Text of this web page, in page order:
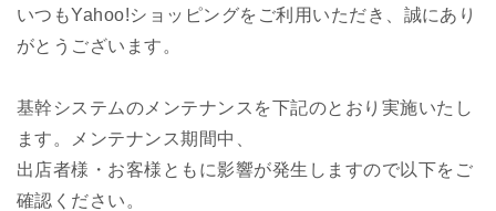
いつもYahoo!ショッピングをご利用いただき、誠にあり
がとうございます。
基幹システムのメンテナンスを下記のとおり実施いたし
ます。メンテナンス期間中、
出店者様・お客様ともに影響が発生しますので以下をご
確認ください。